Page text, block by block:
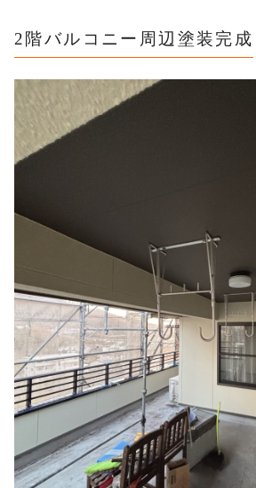
2階バルコニー周辺塗装完成